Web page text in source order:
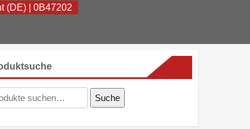
(DE) | 0B47202
Suche